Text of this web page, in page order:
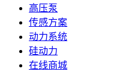
高压泵
传感方案
动力系统
硅动力
在线商城